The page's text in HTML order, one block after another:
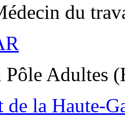
du
Pôle Adultes
de la Haute-